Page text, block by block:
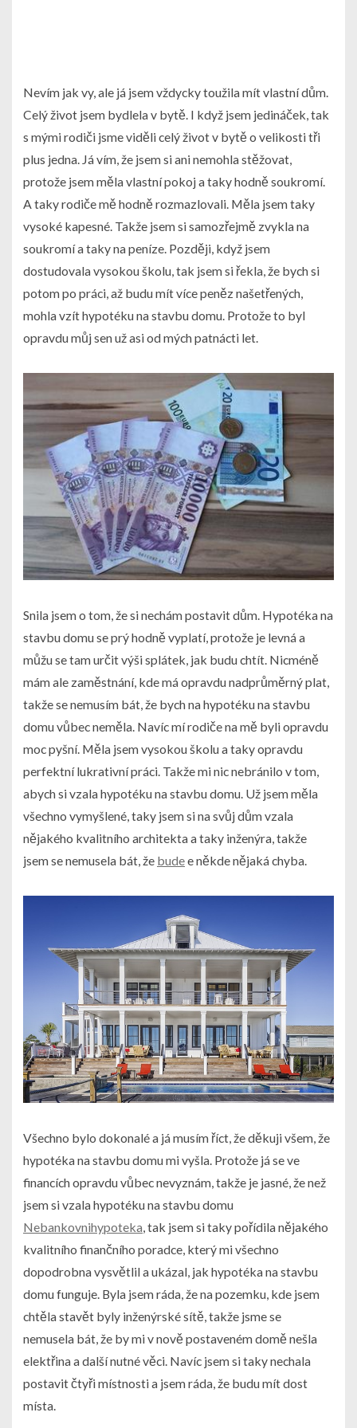
Nevím jak vy, ale já jsem vždycky toužila mít vlastní dům.
Celý život jsem bydlela v bytě. I když jsem jedináček, tak
s mými rodiči jsme viděli celý život v bytě o velikosti tři
plus jedna. Já vím, že jsem si ani nemohla stěžovat,
protože jsem měla vlastní pokoj a taky hodně soukromí.
A taky rodiče mě hodně rozmazlovali. Měla jsem taky
vysoké kapesné. Takže jsem si samozřejmě zvykla na
soukromí a taky na peníze. Později, když jsem
dostudovala vysokou školu, tak jsem si řekla, že bych si
potom po práci, až budu mít více peněz našetřených,
mohla vzít hypotéku na stavbu domu. Protože to byl
opravdu můj sen už asi od mých patnácti let.
Snila jsem o tom, že si nechám postavit dům. Hypotéka na
stavbu domu se prý hodně vyplatí, protože je levná a
můžu se tam určit výši splátek, jak budu chtít. Nicméně
mám ale zaměstnání, kde má opravdu nadprůměrný plat,
takže se nemusím bát, že bych na hypotéku na stavbu
domu vůbec neměla. Navíc mí rodiče na mě byli opravdu
moc pyšní. Měla jsem vysokou školu a taky opravdu
perfektní lukrativní práci. Takže mi nic nebránilo v tom,
abych si vzala hypotéku na stavbu domu. Už jsem měla
všechno vymyšlené, taky jsem si na svůj dům vzala
nějakého kvalitního architekta a taky inženýra, takže
jsem se nemusela bát, že budee někde nějaká chyba.
Všechno bylo dokonalé a já musím říct, že děkuji všem, že
hypotéka na stavbu domu mi vyšla. Protože já se ve
financích opravdu vůbec nevyznám, takže je jasné, že než
jsem si vzala hypotéku na stavbu domu
Nebankovnihypoteka, tak jsem si taky pořídila nějakého
kvalitního finančního poradce, který mi všechno
dopodrobna vysvětlil a ukázal, jak hypotéka na stavbu
domu funguje. Byla jsem ráda, že na pozemku, kde jsem
chtěla stavět byly inženýrské sítě, takže jsme se
nemusela bát, že by mi v nově postaveném domě nešla
elektřina a další nutné věci. Navíc jsem si taky nechala
postavit čtyři místnosti a jsem ráda, že budu mít dost
místa.